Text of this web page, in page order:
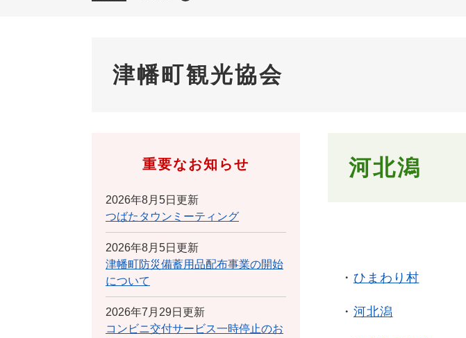
津幡町観光協会
河北潟
・ ひまわり村
・ 河北潟
重要なお知らせ
2026年8月5日更新
つばたタウンミーティング
2026年8月5日更新
津幡町防災備蓄用品配布事業の開始
について
2026年7月29日更新
コンビニ交付サービス一時停止のお